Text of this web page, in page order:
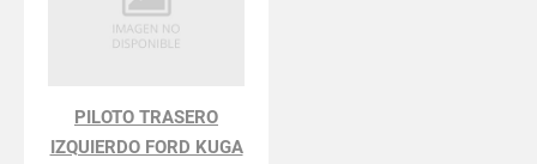
PILOTO TRASERO
IZQUIERDO FORD KUGA